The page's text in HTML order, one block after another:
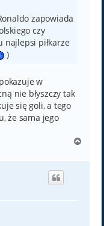
zapowiada
czy
najlepsi piłkarze
)
w
nie błyszczy tak
się goli, a tego
że sama jego
g